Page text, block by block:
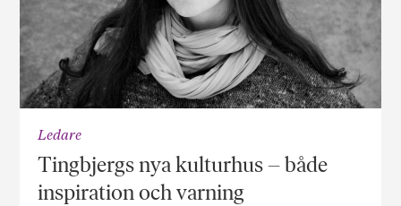
Ledare
Tingbjergs nya kulturhus – både
inspiration och varning